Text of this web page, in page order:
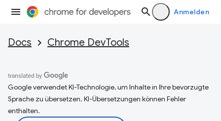
Anmelden
Docs Chrome DevTools
Google verwendet KI-Technologie, um Inhalte in Ihre bevorzugte
Sprache zu übersetzen. KI-Übersetzungen können Fehler
enthalten.